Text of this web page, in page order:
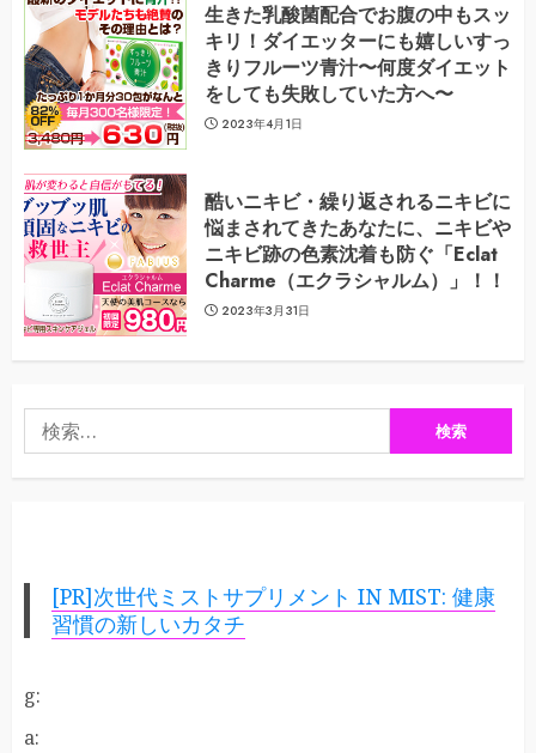
生きた乳酸菌配合でお腹の中もスッ
キリ！ダイエッターにも嬉しいすっ
きりフルーツ青汁〜何度ダイエット
をしても失敗していた方へ〜
2023年4月1日
酷いニキビ・繰り返されるニキビに
悩まされてきたあなたに、ニキビや
ニキビ跡の色素沈着も防ぐ「Eclat
Charme（エクラシャルム）」！！
2023年3月31日
索:
[PR]次世代ミストサプリメント IN MIST: 健康
習慣の新しいカタチ
g:
a: